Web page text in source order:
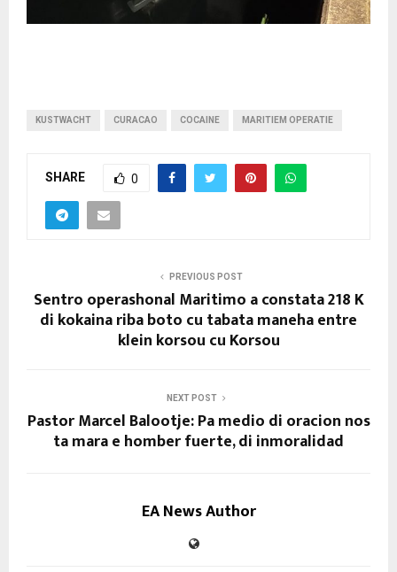
KUSTWACHT CURACAO COCAINE MARITIEM OPERATIE
SHARE 0
PREVIOUS POST
Sentro operashonal Maritimo a constata 218 K
di kokaina riba boto cu tabata maneha entre
klein korsou cu Korsou
NEXT POST
Pastor Marcel Balootje: Pa medio di oracion nos
ta mara e homber fuerte, di inmoralidad
EA News Author